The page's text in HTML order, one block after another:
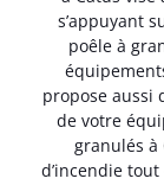
s’appuyant
poêle à
propose aussi
de votre
granulés à
d’incendie